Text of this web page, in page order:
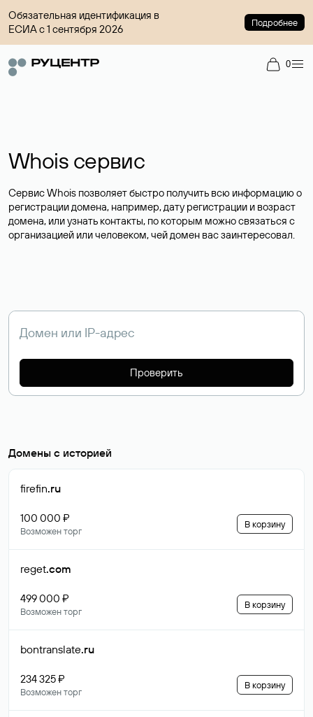
Обязательная идентификация в
ЕСИА с 1 сентября 2026
Подробнее
0
Whois сервис
Сервис Whois позволяет быстро получить всю информацию о
регистрации домена, например, дату регистрации и возраст
домена, или узнать контакты, по которым можно связаться с
организацией или человеком, чей домен вас заинтересовал.
Проверить
Домены с историей
firefin.ru
100 000 ₽
Возможен торг
В корзину
reget.com
499 000 ₽
Возможен торг
В корзину
bontranslate.ru
234 325 ₽
Возможен торг
В корзину